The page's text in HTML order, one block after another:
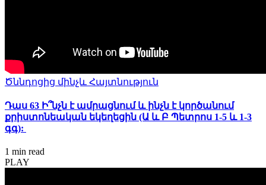
Ծննդոցից մինչև Հայտնություն
Դաս 63 Ի՞նչն է ամրացնում և ինչն է կործանում
քրիստոնեական եկեղեցին (Ա և Բ Պետրոս 1-5 և 1-3
գգ):
1 min read
PLAY